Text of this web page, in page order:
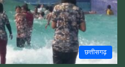
छत्तीसगढ़